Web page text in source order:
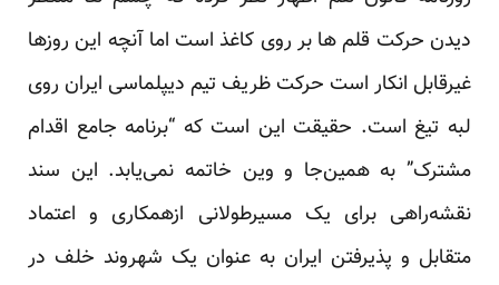
دیدن حرکت قلم ها بر روی کاغذ است اما آنچه این روزها
غیرقابل انکار است حرکت ظریف تیم دیپلماسی ایران روی
لبه تیغ است. حقیقت این است که “برنامه جامع اقدام
مشترک” به همین‌جا و وین خاتمه نمی‌یابد. این سند
نقشه‌راهی برای یک مسیرطولانی ازهمکاری و اعتماد
متقابل و پذیرفتن ایران به عنوان یک شهروند خلف در